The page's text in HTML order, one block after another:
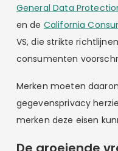
General Data
en de California
VS, die strikte
consumenten
Merken moeten
gegevensprivacy
merken deze eisen